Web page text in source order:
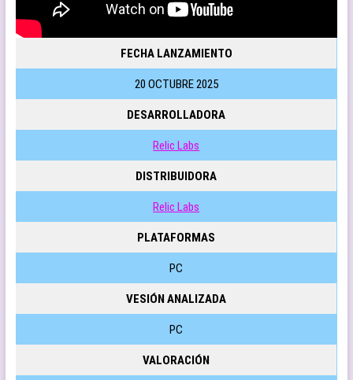
FECHA LANZAMIENTO
20 OCTUBRE 2025
DESARROLLADORA
Relic Labs
DISTRIBUIDORA
Relic Labs
PLATAFORMAS
PC
VESIÓN ANALIZADA
PC
VALORACIÓN